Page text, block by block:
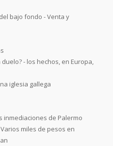
bajo fondo - Venta y
- los hechos, en Europa,
iglesia gallega
inmediaciones de Palermo
miles de pesos en